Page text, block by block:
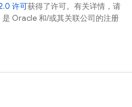
许可获得了许可。有关详情，请
是 Oracle 和/或其关联公司的注册